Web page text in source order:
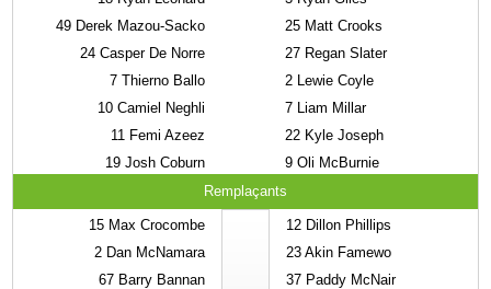
49 Derek Mazou-Sacko
24 Casper De Norre
7 Thierno Ballo
10 Camiel Neghli
11 Femi Azeez
19 Josh Coburn
25 Matt Crooks
27 Regan Slater
2 Lewie Coyle
7 Liam Millar
22 Kyle Joseph
9 Oli McBurnie
Remplaçants
15 Max Crocombe
2 Dan McNamara
67 Barry Bannan
12 Dillon Phillips
23 Akin Famewo
37 Paddy McNair